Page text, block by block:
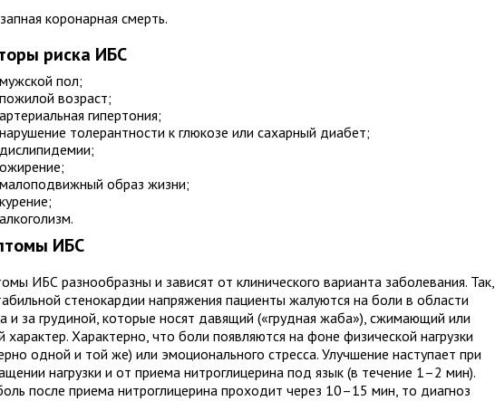
коронарная смерть.
риска ИБС
мужской пол;
пожилой возраст;
артериальная гипертония;
нарушение толерантности к глюкозе или сахарный диабет;
дислипидемии;
ожирение;
малоподвижный образ жизни;
курение;
алкоголизм.
ИБС
ИБС разнообразны и зависят от клинического варианта заболевания. Так,
стенокардии напряжения пациенты жалуются на боли в области
и за грудиной, которые носят давящий («грудная жаба»), сжимающий или
характер. Характерно, что боли появляются на фоне физической нагрузки
одной и той же) или эмоционального стресса. Улучшение наступает при
нагрузки и от приема нитроглицерина под язык (в течение 1–2 мин).
после приема нитроглицерина проходит через 10–15 мин, то диагноз